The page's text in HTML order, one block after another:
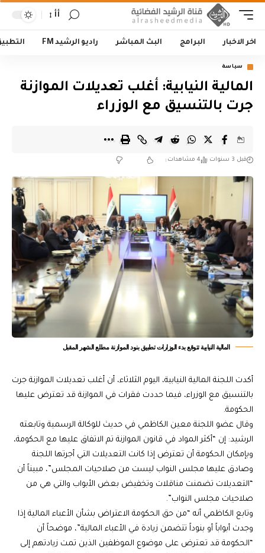
أأ
اخر الاخبار البرامج البث المباشر راديو الرشيد FM
سياسة
المالية النيابية: أغلب تعديلات الموازنة
جرت بالتنسيق مع الوزراء
قبل 3 سنوات 4 مشاهدات
المالية النيابية تتوقع بدء الوزارات تطبيق بنود الموازنة مطلع الشهر المقبل
أكدت اللجنة المالية النيابية، اليوم الثلاثاء، أن أغلب تعديلات الموازنة جرت
بالتنسيق مع الوزراء، فيما حددت فقرات في الموازنة قد تعترض عليها
الحكومة.
وقال عضو اللجنة معين الكاظمي في حديث للوكالة الرسمية وتابعته
الرشيد: إن “أكثر المواد في قانون الموازنة تم الاتفاق عليها مع الحكومة،
وبإمكان الحكومة أن تعترض إذا كانت التعديلات التي أجرتها اللجنة
وصادق عليها مجلس النواب ليست من صلاحيات المجلس”، مبيناً أن
“التعديلات تضمنت مناقلات وتخفيض بعض الأبواب والتي هي من
صلاحيات مجلس النواب”.
وتابع الكاظمي أنه “من حق الحكومة الاعتراض بشأن الأعباء المالية إذا
وجدت أبواباً أو بنوداً تتضمن زيادة في الأعباء المالية”، موضحاً أن
“الحكومة قد تعترض على موضوع الموظفين الذين تمت زيادتهم إلى